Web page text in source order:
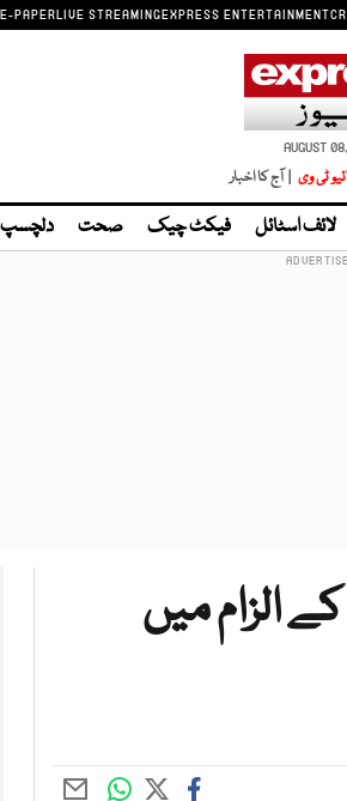
PAPERLIVE STREAMINGEXPRESS ENTERTAINMENT
AUGUST
ٹی وی | آج کا اخبار
لائف اسٹائل فیکٹ چیک صحت
الزام میں